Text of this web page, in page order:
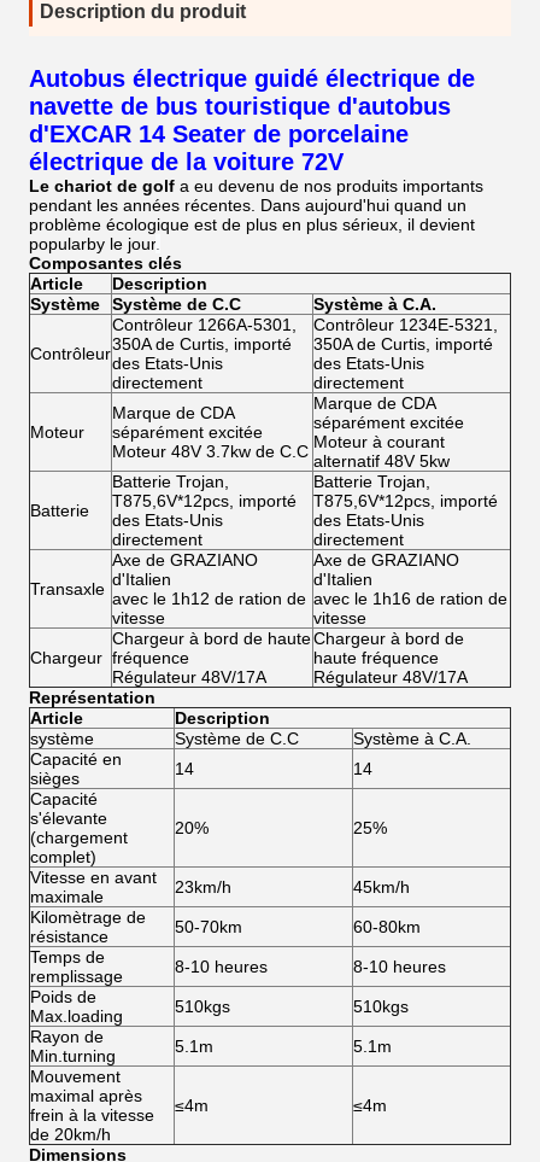
Description du produit
Autobus électrique guidé électrique de
navette de bus touristique d'autobus
d'EXCAR 14 Seater de porcelaine
électrique de la voiture 72V
Le chariot de golf a eu devenu de nos produits importants
pendant les années récentes. Dans aujourd'hui quand un
problème écologique est de plus en plus sérieux, il devient
popularby le jour
Composantes clés
Article
Description
Système
Système de C.C Système à C.A.
Contrôleur
Contrôleur 1266A-5301,
350A de Curtis, importé
des Etats-Unis
directement
Contrôleur 1234E-5321,
350A de Curtis, importé
des Etats-Unis
directement
Moteur
Marque de CDA
séparément excitée
Moteur 48V 3.7kw de C.C
Marque de CDA
séparément excitée
Moteur à courant
alternatif 48V 5kw
Batterie
Batterie Trojan,
T875,6V*12pcs, importé
des Etats-Unis
directement
Batterie Trojan,
T875,6V*12pcs, importé
des Etats-Unis
directement
Transaxle
Axe de GRAZIANO
d'Italien
avec le 1h12 de ration de
vitesse
Axe de GRAZIANO
d'Italien
avec le 1h16 de ration de
vitesse
Chargeur
Chargeur à bord de haute
fréquence
Régulateur 48V/17A
Chargeur à bord de
haute fréquence
Régulateur 48V/17A
Représentation
Article
Description
système
Système de C.C
Système à C.A.
Capacité en
sièges
14
14
Capacité
s'élevante
(chargement
complet)
20% 25%
Vitesse en avant
maximale
23km/h
45km/h
Kilomètrage de
résistance
50-70km
60-80km
Temps de
remplissage
8-10 heures
8-10 heures
Poids de
Max.loading
510kgs
510kgs
Rayon de
Min.turning
5.1m
5.1m
Mouvement
maximal après
frein à la vitesse
de 20km/h
≤4m ≤4m
Dimensions